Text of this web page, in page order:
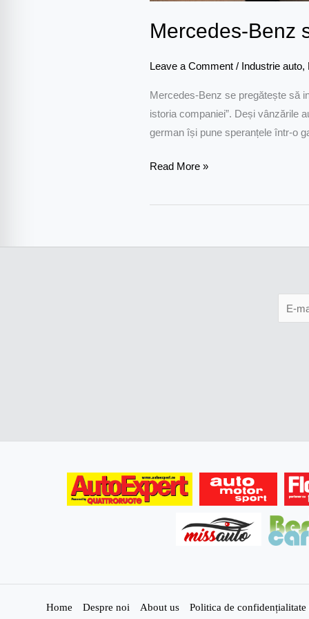
Mercedes-Benz
Leave a Comment / Industrie auto,
Mercedes-Benz se pregătește să
istoria companiei”. Deși vânzările
german își pune speranțele într-o
Read More »
Home Despre noi About us Politica de confidențialitate